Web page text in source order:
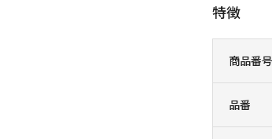
商品番号
品番
特徴